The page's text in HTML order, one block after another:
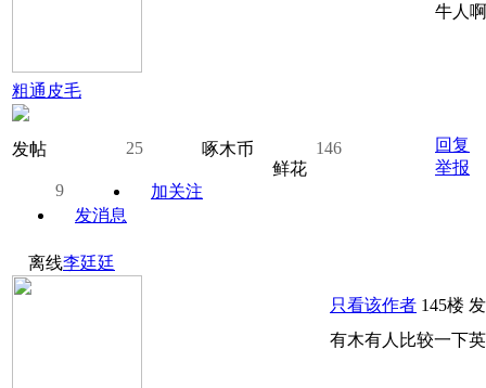
粗通皮毛
发帖 25 啄木币
146
鲜花
9
加关注
发消息
牛人
回复
举报
离线李廷廷
只看该作者 145楼
有木有人比较一下